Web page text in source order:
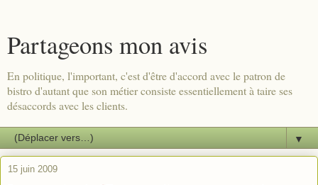
Partageons mon avis
En politique, l'important, c'est d'être d'accord avec le patron de
bistro d'autant que son métier consiste essentiellement à taire ses
désaccords avec les clients.
▼
15 juin 2009